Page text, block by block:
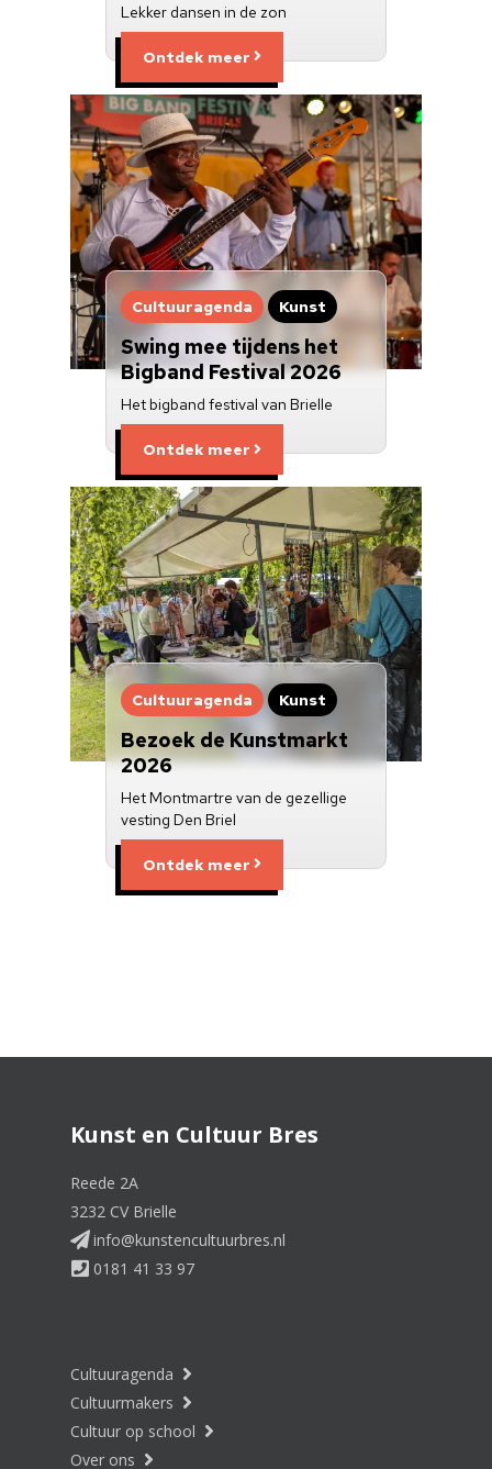
Lekker dansen in de zon
Ontdek meer
Cultuuragenda Kunst
Swing mee tijdens het
Bigband Festival 2026
Het bigband festival van Brielle
Ontdek meer
Cultuuragenda Kunst
Bezoek de Kunstmarkt
2026
Het Montmartre van de gezellige
vesting Den Briel
Ontdek meer
Kunst en Cultuur Bres
Reede 2A
3232 CV Brielle
info@kunstencultuurbres.nl
0181 41 33 97
Cultuuragenda
Cultuurmakers
Cultuur op school
Over ons